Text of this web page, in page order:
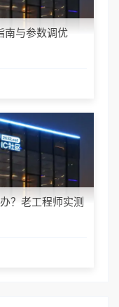
南与参数调优
？老工程师实测